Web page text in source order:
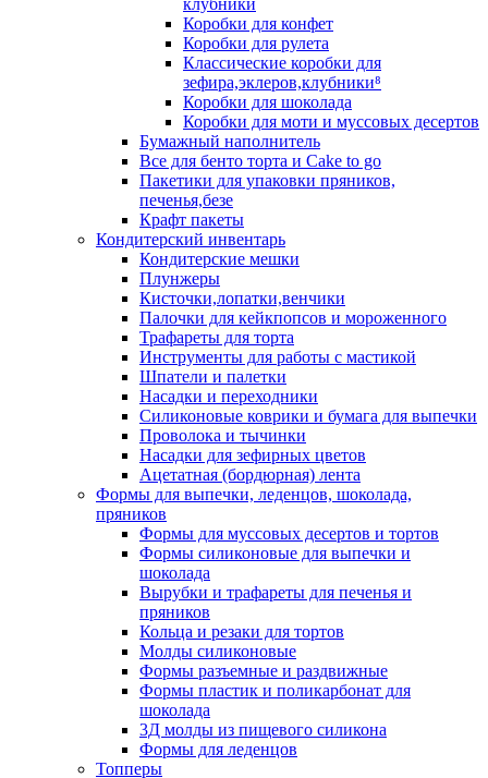
клубники
Коробки для конфет
Коробки для рулета
Классические коробки для
зефира,эклеров,клубники⁸
Коробки для шоколада
Коробки для моти и муссовых десертов
Бумажный наполнитель
Все для бенто торта и Cake to go
Пакетики для упаковки пряников,
печенья,безе
Крафт пакеты
Кондитерский инвентарь
Кондитерские мешки
Плунжеры
Кисточки,лопатки,венчики
Палочки для кейкпопсов и мороженного
Трафареты для торта
Инструменты для работы с мастикой
Шпатели и палетки
Насадки и переходники
Силиконовые коврики и бумага для выпечки
Проволока и тычинки
Насадки для зефирных цветов
Ацетатная (бордюрная) лента
Формы для выпечки, леденцов, шоколада,
пряников
Формы для муссовых десертов и тортов
Формы силиконовые для выпечки и
шоколада
Вырубки и трафареты для печенья и
пряников
Кольца и резаки для тортов
Молды силиконовые
Формы разъемные и раздвижные
Формы пластик и поликарбонат для
шоколада
3Д молды из пищевого силикона
Формы для леденцов
Топперы